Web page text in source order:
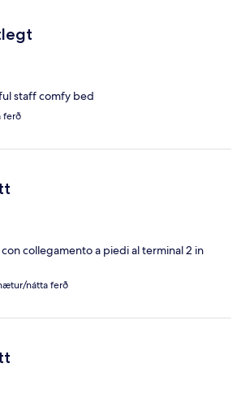
staff comfy bed
ferð
collegamento a piedi al terminal 2 in
nátta ferð